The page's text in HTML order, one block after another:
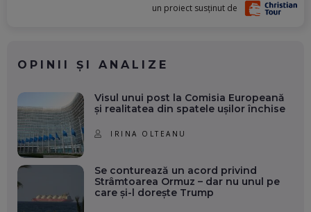
un proiect susținut de
OPINII ȘI ANALIZE
Visul unui post la Comisia Europeană
și realitatea din spatele ușilor închise
IRINA OLTEANU
Se conturează un acord privind
Strâmtoarea Ormuz – dar nu unul pe
care și-l dorește Trump